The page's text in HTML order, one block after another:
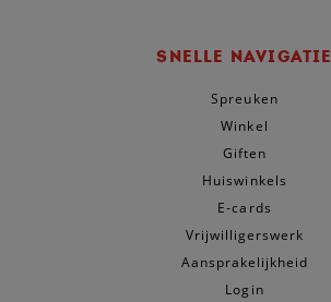
SNELLE NAVIGATIE
Spreuken
Winkel
Giften
Huiswinkels
E-cards
Vrijwilligerswerk
Aansprakelijkheid
Login